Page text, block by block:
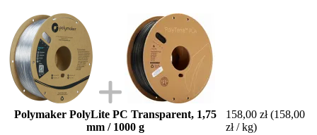
Polymaker PolyLite PC Transparent, 1,75
mm / 1000 g
158,00 zł (158,00
zł / kg)